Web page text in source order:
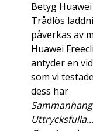
Betyg
Trådlös
påverkas av
Huawei
antyder en
som vi
dess har
Uttrycksfulla...